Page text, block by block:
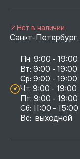
Санкт-Петербург,
Пн: 9:00 - 19:00
Вт: 9:00 - 19:00
Ср: 9:00 - 19:00
Чт: 9:00 - 19:00
Пт: 9:00 - 19:00
Сб: 11:00 - 15:00
Вс:  выходной
Нет в наличии